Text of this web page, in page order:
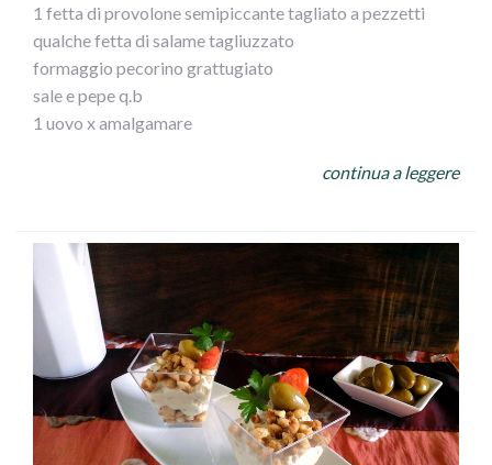
1 fetta di provolone semipiccante tagliato a pezzetti
qualche fetta di salame tagliuzzato
formaggio pecorino grattugiato
sale e pepe q.b
1 uovo x amalgamare
gamberoni (16...nel mio caso
olio evo
aglio tritato
PROCEDIMNTO
Unire,fresa,provolone,salame,asparagi,pecorino,sale,pepe
e uovo,amalgamare il tutto
con esso farcire i calamari ,chiuderli e bucarli piu` volte
con uno stecchino e poggiarli in una teglia
continua a leggere